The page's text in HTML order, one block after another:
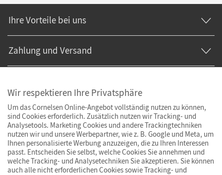
Ihre Vorteile bei uns
Zahlung und Versand
Wir respektieren Ihre Privatsphäre
Um das Cornelsen Online-Angebot vollständig nutzen zu können,
sind Cookies erforderlich. Zusätzlich nutzen wir Tracking- und
Analysetools. Marketing Cookies und andere Trackingtechniken
nutzen wir und unsere Werbepartner, wie z. B. Google und Meta, um
Ihnen personalisierte Werbung anzuzeigen, die zu Ihren Interessen
passt. Entscheiden Sie selbst, welche Cookies Sie annehmen und
welche Tracking- und Analysetechniken Sie akzeptieren. Sie können
auch alle nicht erforderlichen Cookies sowie Tracking- und